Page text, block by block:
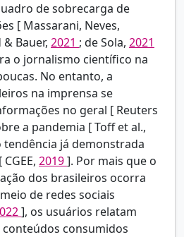
de sobrecarga de
[ Massarani, Neves,
Bauer, 2021 ; de Sola, 2021
o jornalismo científico na
No entanto, a
na imprensa se
no geral [ Reuters
a pandemia [Toff et al.,
já demonstrada
CGEE, 2019]. Por mais que o
dos brasileiros ocorra
de redes sociais
], os usuários relatam
consumidos